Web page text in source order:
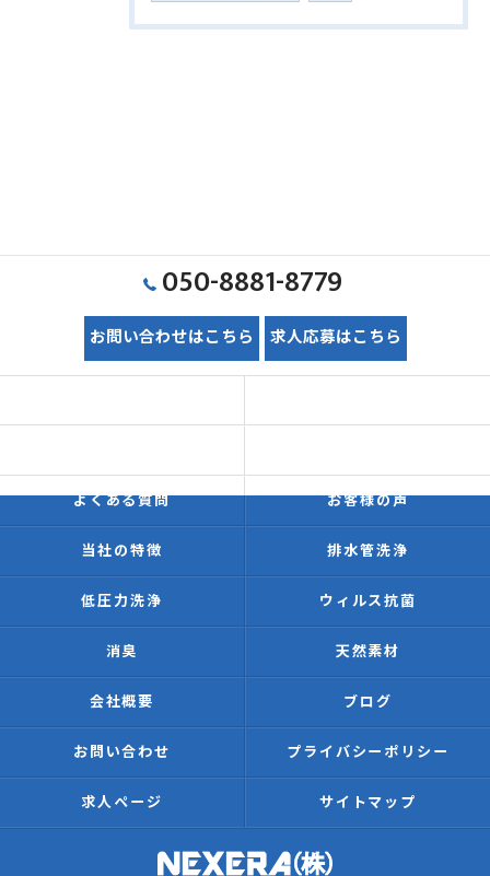
050-8881-8779
お問い合わせはこちら 求人応募はこちら
よくある質問 お客様の声
当社の特徴 排水管洗浄
低圧力洗浄 ウィルス抗菌
消臭 天然素材
会社概要 ブログ
お問い合わせ プライバシーポリシー
求人ページ サイトマップ